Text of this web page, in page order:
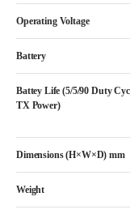
Operating Voltage
Battery
Battey Life (5/5/90 Duty
TX Power)
Dimensions (H×W×D) mm
Weight